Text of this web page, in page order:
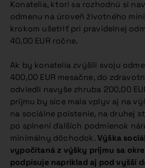
Konatelia, ktorí sa rozhodnú si
odmenu na úroveň životného
krokom ušetriť pri pravidelnej
40,00 EUR ročne.
Ak by konatelia zvýšili svoju
400,00 EUR mesačne, do
odviedli navyše zhruba 200,00
príjmu by síce mala vplyv aj na
na sociálne poistenie, na druhej
po splnení ďalších podmienok
minimálny dôchodok.Výška
vypočítaná z výšky príjmu sa
podpisuje napríklad aj pod vyšší